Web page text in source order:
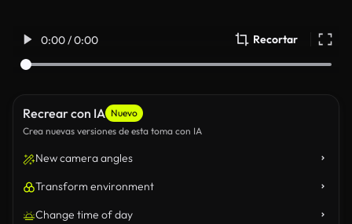
0:00 / 0:00 Recortar
Recrear con IA Nuevo
Crea nuevas versiones de esta toma con IA
New camera angles
Transform environment
Change time of day